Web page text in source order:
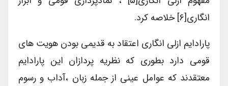
انگاری[۶] خلاصه کرد.
پارادایم ازلی انگاری اعتقاد به قدیمی بودن هویت های
قومی دارد بطوری که نظریه پردازان این پارادایم
معتقدند که عوامل عینی از جمله زبان ،آداب و رسوم